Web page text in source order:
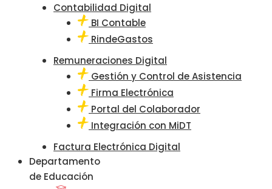
Contabilidad Digital
BI Contable
RindeGastos
Remuneraciones Digital
Gestión y Control de Asistencia
Firma Electrónica
Portal del Colaborador
Integración con MiDT
Factura Electrónica Digital
Departamento
de Educación